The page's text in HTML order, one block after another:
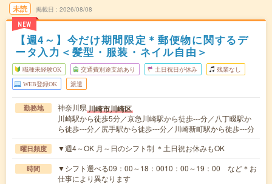
未読
NEW
掲載日 2026/08/08
【週4～】今だけ期間限定＊郵便物に関するデ
ータ入力＜髪型・服装・ネイル自由＞
職種未経験OK 交通費別途支給あり 土日祝日が休み 残業なし
WEB登録OK 派遣
勤務地 神奈川県川崎市川崎区
川崎駅から徒歩5分／京急川崎駅から徒歩---分／八丁畷駅か
ら徒歩---分／尻手駅から徒歩---分／川崎新町駅から徒歩---分
曜日頻度 ▼週4～OK 月～日のシフト制 ＊土日祝お休みもOK
時間
▼シフト選べる09：00～18：0010：00～19：00 など＊お
仕事により異なります